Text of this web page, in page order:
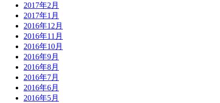
2017年2月
2017年1月
2016年12月
2016年11月
2016年10月
2016年9月
2016年8月
2016年7月
2016年6月
2016年5月